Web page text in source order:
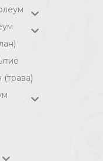
(трава)